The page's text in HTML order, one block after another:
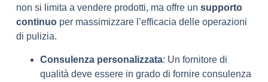
non si limita a vendere prodotti, ma offre un supporto
continuoper massimizzare l’efficacia delle operazioni
di pulizia.
Consulenza personalizzata: Un fornitore di
qualità deve essere in grado di fornire consulenza